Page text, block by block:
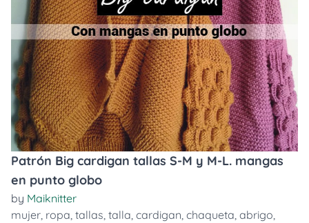
Patrón Big cardigan tallas S-M y M-L. mangas
en punto globo
by Maiknitter
mujer, ropa, tallas, talla, cardigan, chaqueta, abrigo,